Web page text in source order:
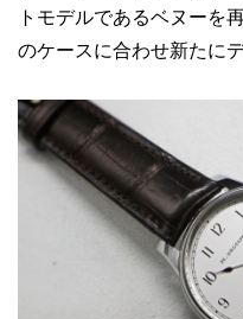
トモデルであるベヌーを
のケースに合わせ新たに